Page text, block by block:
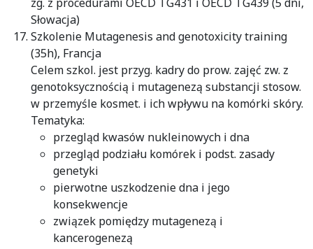
Słowacja)
Szkolenie Mutagenesis and genotoxicity training
(35h), Francja
Celem szkol. jest przyg. kadry do prow. zajęć zw. z
genotoksycznością i mutagenezą substancji stosow.
w przemyśle kosmet. i ich wpływu na komórki skóry.
Tematyka:
przegląd kwasów nukleinowych i dna
przegląd podziału komórek i podst. zasady
genetyki
pierwotne uszkodzenie dna i jego
konsekwencje
związek pomiędzy mutagenezą i
kancerogenezą